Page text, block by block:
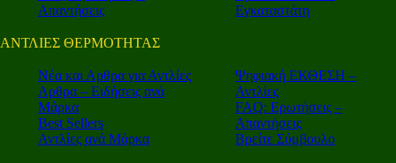
Απαντήσεις
Εγκαταστάτη
ΑΝΤΛΙΕΣ ΘΕΡΜΟΤΗΤΑΣ
Nέα και Αρθρα για Αντλίες
Αρθρα – Ειδήσεις ανά
Μάρκα
Best Sellers
Αντλίες ανά Μάρκα
Ψηφιακή ΕΚΘΕΣΗ –
Αντλίες
FAQ: Ερωτήσεις –
Απαντήσεις
Βρείτε Σύμβουλο